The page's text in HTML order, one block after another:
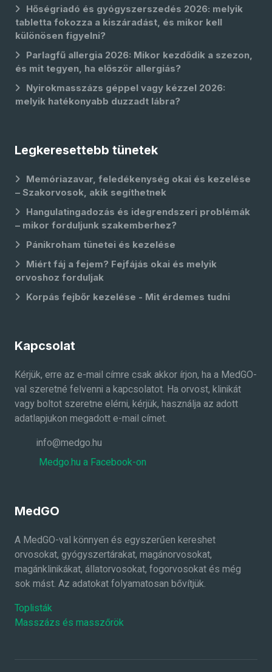
Hőségriadó és gyógyszerszedés 2026: melyik
tabletta fokozza a kiszáradást, és mikor kell
különösen figyelni?
Parlagfű allergia 2026: Mikor kezdődik a szezon,
és mit tegyen, ha először allergiás?
Nyirokmasszázs géppel vagy kézzel 2026:
melyik hatékonyabb duzzadt lábra?
Legkeresettebb tünetek
Memóriazavar, feledékenység okai és kezelése
– Szakorvosok, akik segíthetnek
Hangulatingadozás és idegrendszeri problémák
– mikor forduljunk szakemberhez?
Pánikroham tünetei és kezelése
Miért fáj a fejem? Fejfájás okai és melyik
orvoshoz forduljak
Korpás fejbőr kezelése - Mit érdemes tudni
Kapcsolat
Kérjük, erre az e-mail címre csak akkor írjon, ha a MedGO-
val szeretné felvenni a kapcsolatot. Ha orvost, klinikát
vagy boltot szeretne elérni, kérjük, használja az adott
adatlapjukon megadott e-mail címet.
info@medgo.hu
Medgo.hu a Facebook-on
MedGO
A MedGO-val könnyen és egyszerűen kereshet
orvosokat, gyógyszertárakat, magánorvosokat,
magánklinikákat, állatorvosokat, fogorvosokat és még
sok mást. Az adatokat folyamatosan bővítjük.
Toplisták
Masszázs és masszőrök